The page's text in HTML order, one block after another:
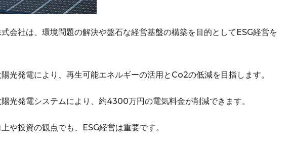
会社は、環境問題の解決や盤石な経営基盤の構築を目的としてESG経営を
光発電により、再生可能エネルギーの活用とCo2の低減を目指します。
光発電システムにより、 約4300万円の電気料金が削減できます。
や投資の観点でも、ESG経営は重要です。